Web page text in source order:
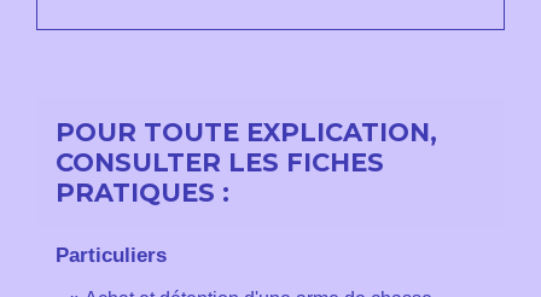
POUR TOUTE EXPLICATION,
CONSULTER LES FICHES
PRATIQUES :
Particuliers